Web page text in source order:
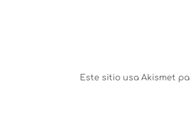
Este sitio usa Akismet